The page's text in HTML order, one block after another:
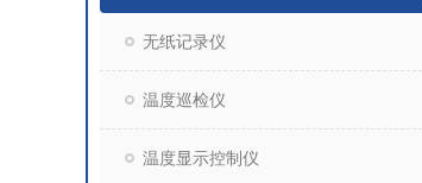
无纸记录仪
温度巡检仪
温度显示控制仪